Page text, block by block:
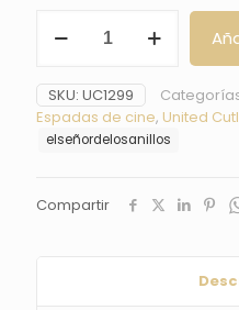
Strider
Aragorn
-
Trancos
los
SKU: UC1299
Espadas de cine, United
elseñordelosanillos
Compartir